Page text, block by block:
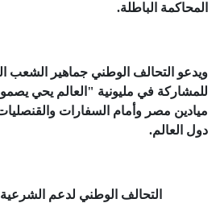
المحاكمة الباطلة.
ويدعو التحالف الوطني جماهير الشعب
للمشاركة في مليونية "العالم يحي
ميادين مصر وأمام السفارات
دول العالم.
التحالف الوطني لدعم